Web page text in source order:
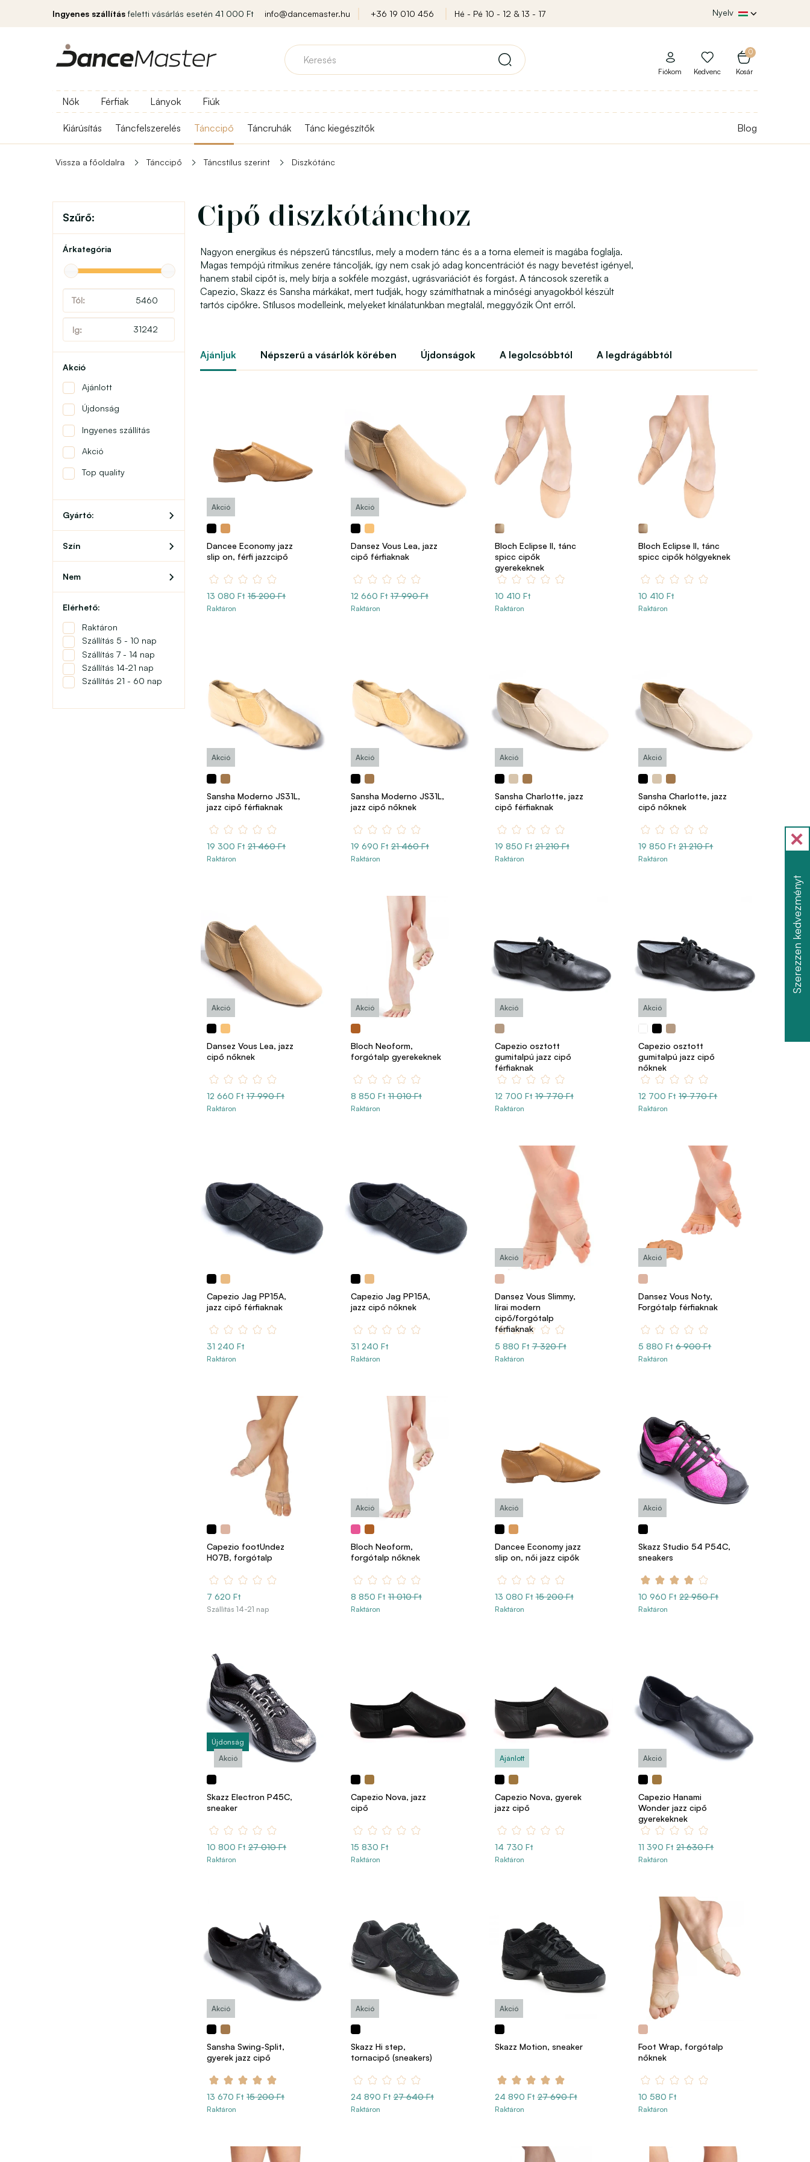
Ingyenes szállítás feletti vásárlás esetén 41 000 Ft info@dancemaster.hu +36 19 010 456 Hé - Pé 10 - 12 & 13 - 17 Nyelv
0
Kosár
Fiókom Kedvenc
Nők Férfiak Lányok Fiúk
Kiárúsítás Táncfelszerelés Tánccipő Táncruhák Tánc kiegészítők Blog
Vissza a főoldalra Tánccipő Táncstílus szerint Diszkótánc
Cipő diszkótánchoz
Szűrő:
Árkategória
Akció
Ajánlott
Újdonság
Ingyenes szállítás
Akció
Top quality
Gyártó:
Szín
Nem
Elérhető:
Raktáron
Szállítás 5 - 10 nap
Szállítás 7 - 14 nap
Szállítás 14-21 nap
Szállítás 21 - 60 nap
Nagyon energikus és népszerű táncstílus, mely a modern tánc és a a torna elemeit is magába foglalja.
Magas tempójú ritmikus zenére táncolják, így nem csak jó adag koncentrációt és nagy bevetést igényel,
hanem stabil cipőt is, mely bírja a sokféle mozgást, ugrásvariációt és forgást. A táncosok szeretik a
Capezio, Skazz és Sansha márkákat, mert tudják, hogy számíthatnak a minőségi anyagokból készült
tartós cipőkre. Stílusos modelleink, melyeket kínálatunkban megtalál, meggyőzik Önt erről.
Ajánljuk Népszerű a vásárlók körében Újdonságok A legolcsóbbtól A legdrágábbtól
Akció
Dancee Economy jazz
slip on, férfi jazzcipő
13 080 Ft 15 200 Ft
Raktáron
Akció
Dansez Vous Lea, jazz
cipő férfiaknak
12 660 Ft 17 990 Ft
Raktáron
Bloch Eclipse II, tánc
spicc cipők
gyerekeknek
10 410 Ft
Raktáron
Bloch Eclipse II, tánc
spicc cipők hölgyeknek
10 410 Ft
Raktáron
Akció
Sansha Moderno JS31L,
jazz cipő férfiaknak
19 300 Ft 21 460 Ft
Raktáron
Akció
Sansha Moderno JS31L,
jazz cipő nőknek
19 690 Ft 21 460 Ft
Raktáron
Akció
Sansha Charlotte, jazz
cipő férfiaknak
19 850 Ft 21 210 Ft
Raktáron
Akció
Sansha Charlotte, jazz
cipő nőknek
19 850 Ft 21 210 Ft
Raktáron
Akció
Dansez Vous Lea, jazz
cipő nőknek
12 660 Ft 17 990 Ft
Raktáron
Akció
Bloch Neoform,
forgótalp gyerekeknek
8 850 Ft 11 010 Ft
Raktáron
Akció
Capezio osztott
gumitalpú jazz cipő
férfiaknak
12 700 Ft 19 770 Ft
Raktáron
Akció
Capezio osztott
gumitalpú jazz cipő
nőknek
12 700 Ft 19 770 Ft
Raktáron
Capezio Jag PP15A,
jazz cipő férfiaknak
31 240 Ft
Raktáron
Capezio Jag PP15A,
jazz cipő nőknek
31 240 Ft
Raktáron
Akció
Dansez Vous Slimmy,
lírai modern
cipő/forgótalp
férfiaknak
5 880 Ft 7 320 Ft
Raktáron
Akció
Dansez Vous Noty,
Forgótalp férfiaknak
5 880 Ft 6 900 Ft
Raktáron
Capezio footUndez
H07B, forgótalp
7 620 Ft
Szállítás 14-21 nap
Akció
Bloch Neoform,
forgótalp nőknek
8 850 Ft 11 010 Ft
Raktáron
Akció
Dancee Economy jazz
slip on, női jazz cipők
13 080 Ft 15 200 Ft
Raktáron
Akció
Skazz Studio 54 P54C,
sneakers
10 960 Ft 22 950 Ft
Raktáron
Újdonság
Akció
Skazz Electron P45C,
sneaker
10 800 Ft 27 010 Ft
Raktáron
Capezio Nova, jazz
cipő
15 830 Ft
Raktáron
Ajánlott
Capezio Nova, gyerek
jazz cipő
14 730 Ft
Raktáron
Akció
Capezio Hanami
Wonder jazz cipő
gyerekeknek
11 390 Ft 21 630 Ft
Raktáron
Akció
Sansha Swing-Split,
gyerek jazz cipő
13 670 Ft 15 200 Ft
Raktáron
Akció
Skazz Hi step,
tornacipő (sneakers)
24 890 Ft 27 640 Ft
Raktáron
Akció
Skazz Motion, sneaker
24 890 Ft 27 690 Ft
Raktáron
Foot Wrap, forgótalp
nőknek
10 580 Ft
Raktáron
Szerezzen kedvezményt